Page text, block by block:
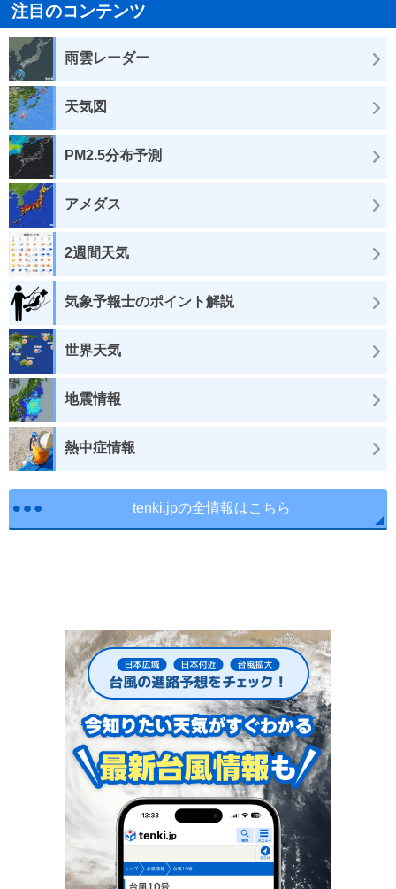
注目のコンテンツ
雨雲レーダー
天気図
PM2.5分布予測
アメダス
2週間天気
気象予報士のポイント解説
世界天気
地震情報
熱中症情報
tenki.jpの全情報はこちら